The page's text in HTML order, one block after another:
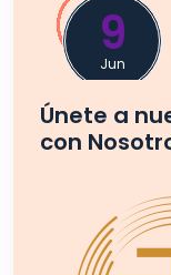
9
Jun
Únete a
con